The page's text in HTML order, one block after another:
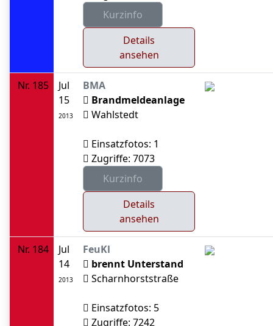
Details
ansehen
Nr. 185
Jul
15
2013
BMA
Brandmeldeanlage
Wahlstedt
Einsatzfotos: 1
Zugriffe: 7073
Details
ansehen
Nr. 184
Jul
14
2013
FeuKl
brennt Unterstand
Scharnhorststraße
Einsatzfotos: 5
Zugriffe: 7242